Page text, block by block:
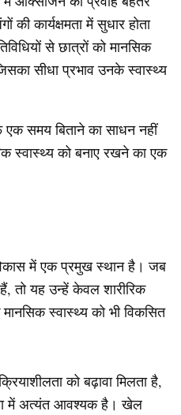
कार्यक्षमता में सुधार होता
से छात्रों को मानसिक
सीधा प्रभाव उनके स्वास्थ्य
समय बिताने का साधन नहीं
स्वास्थ्य को बनाए रखने का एक
में एक प्रमुख स्थान है। जब
हैं, तो यह उन्हें केवल शारीरिक
स्वास्थ्य को भी विकसित
को बढ़ावा मिलता है,
में अत्यंत आवश्यक है। खेल